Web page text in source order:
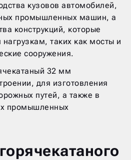
кузовов автомобилей,
промышленных машин, а
конструкций, которые
таких как мосты и
сооружения.
32 мм
для изготовления
путей, а также в
промышленных